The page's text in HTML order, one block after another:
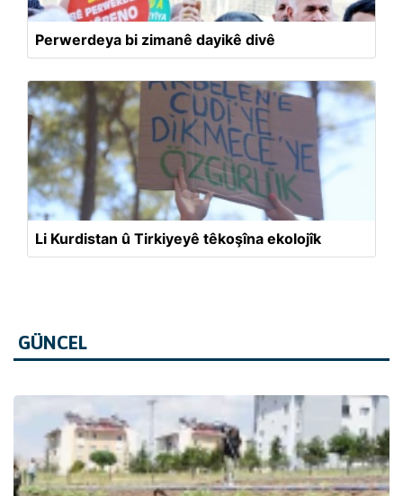
Perwerdeya bi zimanê dayikê divê
Li Kurdistan û Tirkiyeyê têkoşîna ekolojîk
GÜNCEL